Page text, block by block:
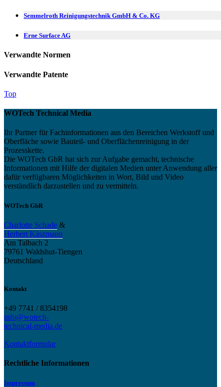
Semmelroth Reinigungstechnik GmbH & Co. KG
Erne Surface AG
Verwandte Normen
Verwandte Patente
Top
WOTech Technical Media
Ihr Partner für Fachinformationen aus den Bereichen Werkstoff und
Oberfläche sowie Bauteil- und Oberflächenreinigung in der
Prozesskette.
Die WOTech GbR hat sich zur Aufgabe gemacht, technische
Informationen mit Hilfe der digitalen Medien unter Anwendung aller
dafür verfügbaren Möglichkeiten in Wort, Bild und Video
verständlich darzustellen und zu vermitteln.
WOTech GbR
Charlotte Schade &
Herbert Käszmann
Am Talbach 2
79761 Waldshut-Tiengen
Deutschland
Kontakt
+49 7741 / 8354198
info@wotech-
technical-media.de
Kontaktformular
Rechtliche Informationen
Impressum